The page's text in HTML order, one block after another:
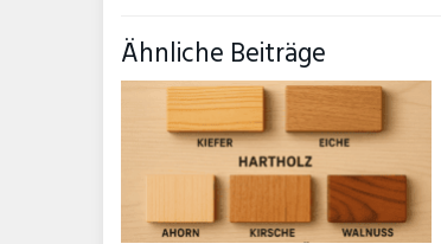
Ähnliche Beiträge